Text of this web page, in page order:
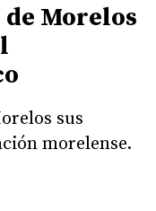
Morelos
sus
morelense.